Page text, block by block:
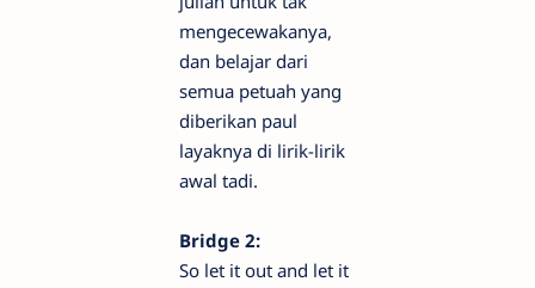
mengecewakanya,
dan belajar dari
semua petuah yang
diberikan paul
layaknya di lirik-lirik
awal tadi.
Bridge 2:
So let it out and let it